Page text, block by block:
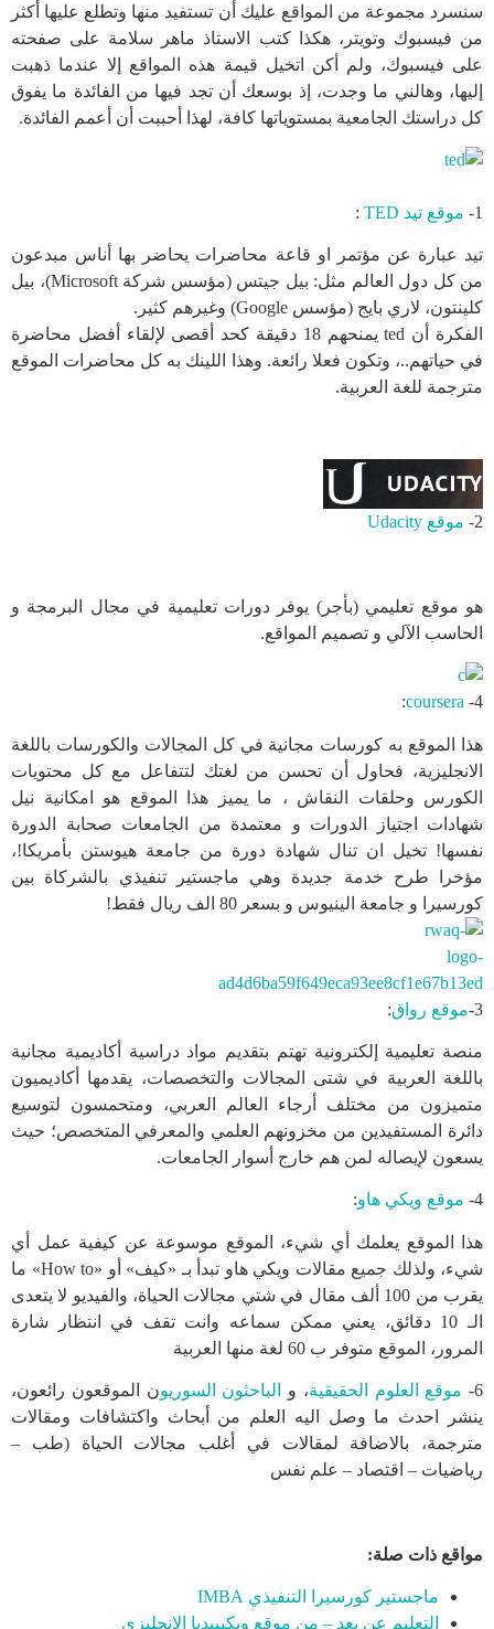
سنسرد مجموعة من المواقع عليك أن تستفيد منها وتطلع عليها أكثر
من فيسبوك وتويتر، هكذا كتب الاستاذ ماهر سلامة على صفحته
على فيسبوك، ولم أكن اتخيل قيمة هذه المواقع إلا عندما ذهبت
إليها، وهالني ما وجدت، إذ بوسعك أن تجد فيها من الفائدة ما يفوق
كل دراستك الجامعية بمستوياتها كافة، لهذا أحببت أن أعمم الفائدة.
1- موقع تيد TED :
تيد عبارة عن مؤتمر او قاعة محاضرات يحاضر بها أناس مبدعون
من كل دول العالم مثل: بيل جيتس (مؤسس شركة Microsoft)، بيل
كلينتون، لاري بايج (مؤسس Google) وغيرهم كثير.
الفكرة أن ted يمنحهم 18 دقيقة كحد أقصى لإلقاء أفضل محاضرة
في حياتهم..، وتكون فعلا رائعة. وهذا اللينك به كل محاضرات الموقع
مترجمة للغة العربية.
2- موقع Udacity
هو موقع تعليمي (بأجر) يوفر دورات تعليمية في مجال البرمجة و
الحاسب الآلي و تصميم المواقع.
4-
coursera
:
هذا الموقع به كورسات مجانية في كل المجالات والكورسات باللغة
الانجليزية، فحاول أن تحسن من لغتك لتتفاعل مع كل محتويات
الكورس وحلقات النقاش ، ما يميز هذا الموقع هو امكانية نيل
شهادات اجتياز الدورات و معتمدة من الجامعات صحابة الدورة
نفسها! تخيل ان تنال شهادة دورة من جامعة هيوستن بأمريكا!،
مؤخرا طرح خدمة جديدة وهي ماجستير تنفيذي بالشركاة بين
كورسيرا و جامعة الينيوس و بسعر 80 الف ريال فقط!
3- موقع رواق:
منصة تعليمية إلكترونية تهتم بتقديم مواد دراسية أكاديمية مجانية
باللغة العربية في شتى المجالات والتخصصات، يقدمها أكاديميون
متميزون من مختلف أرجاء العالم العربي، ومتحمسون لتوسيع
دائرة المستفيدين من مخزونهم العلمي والمعرفي المتخصص؛ حيث
يسعون لإيصاله لمن هم خارج أسوار الجامعات.
4- موقع ويكي هاو:
هذا الموقع يعلمك أي شيء، الموقع موسوعة عن كيفية عمل أي
شيء، ولذلك جميع مقالات ويكي هاو تبدأ بـ «كيف» أو «How to» ما
يقرب من 100 ألف مقال في شتي مجالات الحياة، والفيديو لا يتعدى
الـ 10 دقائق، يعني ممكن سماعه وانت تقف في انتظار شارة
المرور، الموقع متوفر ب 60 لغة منها العربية
6- موقع العلوم الحقيقية، و الباحثون السوريون الموقعون رائعون،
ينشر احدث ما وصل اليه العلم من أبحاث واكتشافات ومقالات
مترجمة، بالاضافة لمقالات في أغلب مجالات الحياة (طب –
رياضيات – اقتصاد – علم نفس
مواقع ذات صلة:
ماجستير كورسيرا التنفيذي IMBA
التعليم عن بعد – من موقع ويكيبيديا الانجليزي